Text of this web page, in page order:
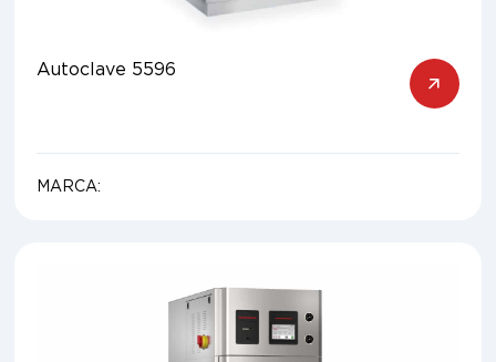
Autoclave 5596
MARCA: